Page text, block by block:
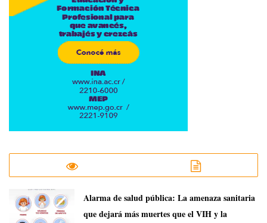
​Alarma de salud pública: La amenaza sanitaria
que dejará más muertes que el VIH y la